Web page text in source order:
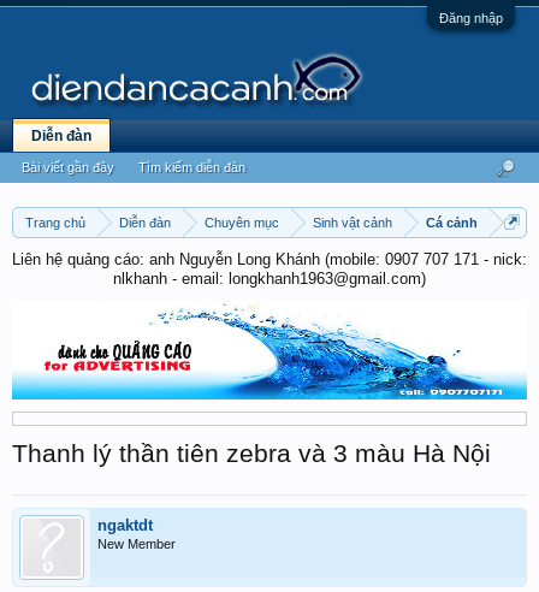
Đăng nhập
Trang chủ Diễn đàn Chuyên mục Sinh vật cảnh Cá cảnh
Liên hệ quảng cáo: anh Nguyễn Long Khánh (mobile: 0907 707 171 - nick:
nlkhanh - email: longkhanh1963@gmail.com)
Thanh lý thần tiên zebra và 3 màu Hà Nội
ngaktdt
New Member
Diễn đàn
Bài viết gần đây Tìm kiếm diễn đàn